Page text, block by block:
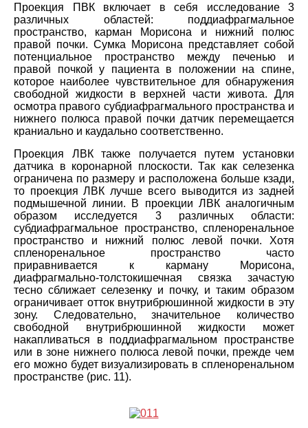
Проекция ПВК включает в себя исследование 3
различных областей: поддиафрагмальное
пространство, карман Морисона и нижний полюс
правой почки. Сумка Морисона представляет собой
потенциальное пространство между печенью и
правой почкой у пациента в положении на спине,
которое наиболее чувствительное для обнаружения
свободной жидкости в верхней части живота. Для
осмотра правого субдиафрагмального пространства и
нижнего полюса правой почки датчик перемещается
краниально и каудально соответственно.
Проекция ЛВК также получается путем установки
датчика в коронарной плоскости. Так как селезенка
ограничена по размеру и расположена больше кзади,
то проекция ЛВК лучше всего выводится из задней
подмышечной линии. В проекции ЛВК аналогичным
образом исследуется 3 различных области:
субдиафрагмальное пространство, спленоренальное
пространство и нижний полюс левой почки. Хотя
спленоренальное пространство часто
приравнивается к карману Морисона,
диафрагмально-толстокишечная связка зачастую
тесно сближает селезенку и почку, и таким образом
ограничивает отток внутрибрюшинной жидкости в эту
зону. Следовательно, значительное количество
свободной внутрибрюшинной жидкости может
накапливаться в поддиафрагмальном пространстве
или в зоне нижнего полюса левой почки, прежде чем
его можно будет визуализировать в спленоренальном
пространстве (рис. 11).